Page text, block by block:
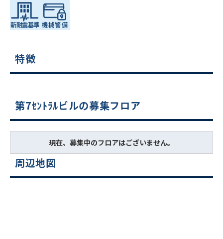
特徴
第7ｾﾝﾄﾗﾙビルの募集フロア
現在、募集中のフロアはございません。
周辺地図